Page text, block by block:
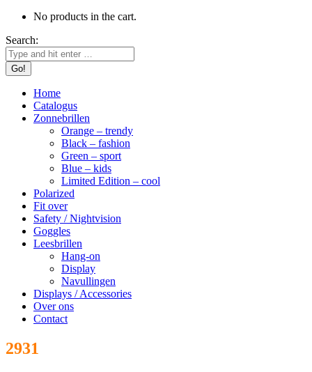
No products in the cart.
Search:
Home
Catalogus
Zonnebrillen
Orange – trendy
Black – fashion
Green – sport
Blue – kids
Limited Edition – cool
Polarized
Fit over
Safety / Nightvision
Goggles
Leesbrillen
Hang-on
Display
Navullingen
Displays / Accessories
Over ons
Contact
2931